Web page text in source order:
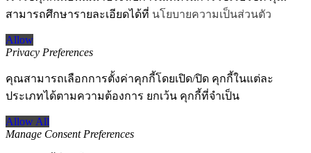
สามารถศึกษารายละเอียดได้ที่ นโยบายความเป็นส่วนตัว
Allow
Privacy Preferences
คุณสามารถเลือกการตั้งค่าคุกกี้โดยเปิด/ปิด คุกกี้ในแต่ละ
ประเภทได้ตามความต้องการ ยกเว้น คุกกี้ที่จำเป็น
Allow All
Manage Consent Preferences